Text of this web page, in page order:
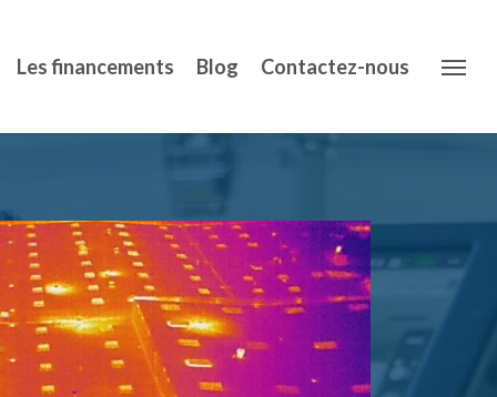
Les financements Blog Contactez-nous Menu